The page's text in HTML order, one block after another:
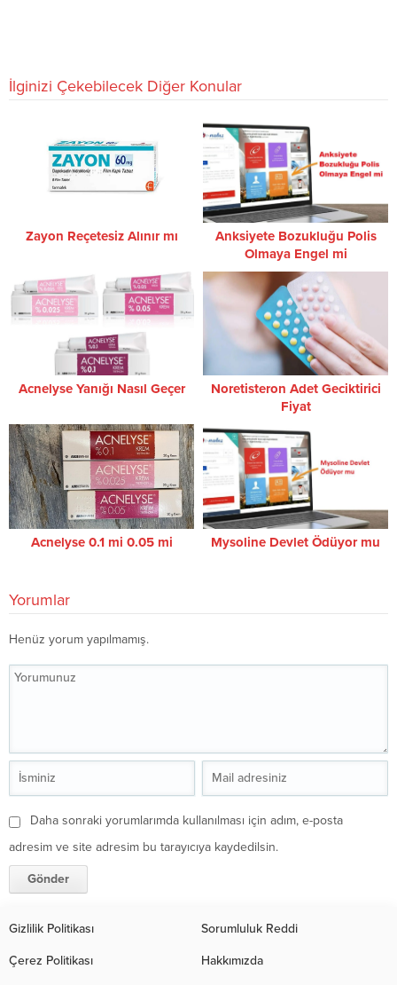
İlginizi Çekebilecek Diğer Konular
Zayon Reçetesiz Alınır mı
Anksiyete Bozukluğu Polis
Olmaya Engel mi
Acnelyse Yanığı Nasıl Geçer
Noretisteron Adet Geciktirici
Fiyat
Acnelyse 0.1 mi 0.05 mi Mysoline Devlet Ödüyor mu
Yorumlar
Henüz yorum yapılmamış.
Daha sonraki yorumlarımda kullanılması için adım, e-posta
adresim ve site adresim bu tarayıcıya kaydedilsin.
Gizlilik Politikası Sorumluluk Reddi
Çerez Politikası Hakkımızda